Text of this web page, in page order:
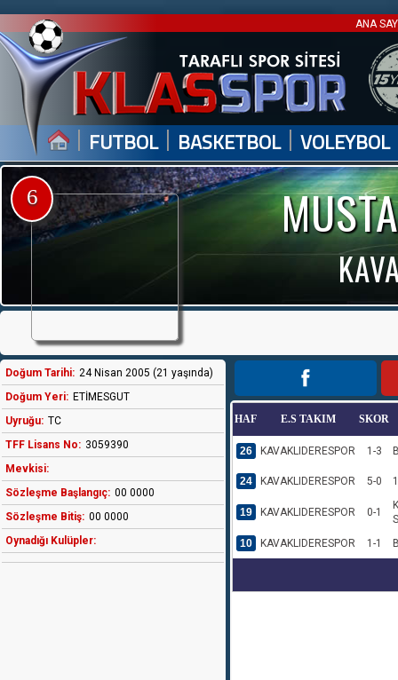
ANA
| FUTBOL | BASKETBOL | VOLEYBOL
6
Doğum Tarihi: 24 Nisan 2005 (21 yaşında)
Doğum Yeri: ETİMESGUT
Uyruğu: TC
TFF Lisans No: 3059390
Mevkisi:
Sözleşme Başlangıç: 00 0000
Sözleşme Bitiş: 00 0000
Oynadığı Kulüpler:
HAF E.S TAKIM SKOR
26 KAVAKLIDERESPOR 1-3
24 KAVAKLIDERESPOR 5-0
19 KAVAKLIDERESPOR 0-1
10
KAVAKLIDERESPOR 1-1